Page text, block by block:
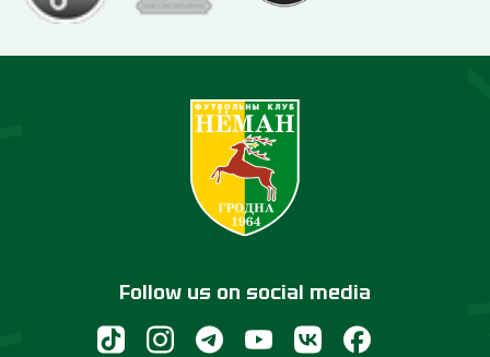
Follow us on social media